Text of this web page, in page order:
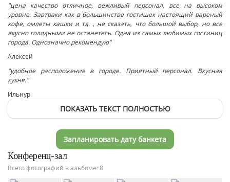
"цена качество отличное, вежливый персонал, все на высоком
уровне. Завтраки как в большинстве гостишек настоящий вареный
кофе, омлеты кашки и тд. , не сказать, что большой выбор, но все
вкусно голодными не останетесь. Одна из самых любимых гостиниц
города. Однозначно рекомендую"
Алексей
"удобное расположение в городе. Приятный персонал. Вкусная
кухня."
Ильнур
ПОКАЗАТЬ ТЕКСТ ПОЛНОСТЬЮ
Запланировать дату банкета
Конференц-зал
Всего фотографий в альбоме: 8